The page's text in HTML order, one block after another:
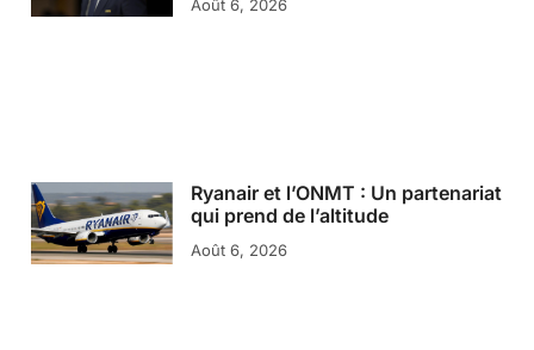
Août 6, 2026
Ryanair et l’ONMT : Un partenariat
qui prend de l’altitude
Août 6, 2026